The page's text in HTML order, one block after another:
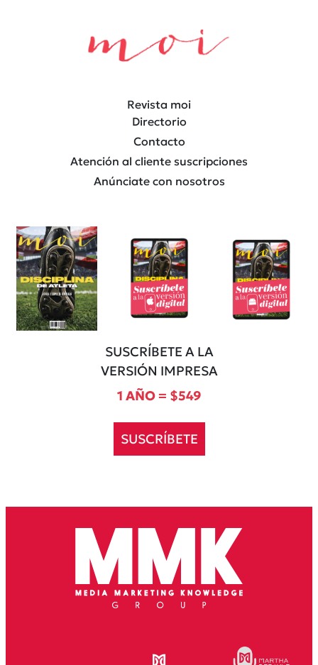
Revista moi
Directorio
Contacto
Atención al cliente suscripciones
Anúnciate con nosotros
SUSCRÍBETE A LA
VERSIÓN IMPRESA
1 AÑO = $549
SUSCRÍBETE